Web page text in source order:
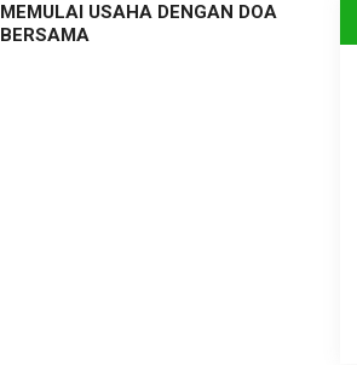
MEMULAI USAHA DENGAN DOA
BERSAMA